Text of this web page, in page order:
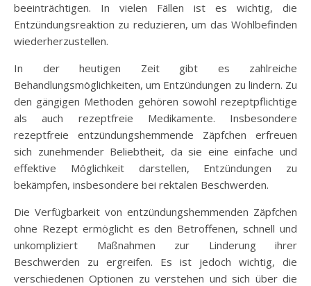
beeinträchtigen. In vielen Fällen ist es wichtig, die
Entzündungsreaktion zu reduzieren, um das Wohlbefinden
wiederherzustellen.
In der heutigen Zeit gibt es zahlreiche
Behandlungsmöglichkeiten, um Entzündungen zu lindern. Zu
den gängigen Methoden gehören sowohl rezeptpflichtige
als auch rezeptfreie Medikamente. Insbesondere
rezeptfreie entzündungshemmende Zäpfchen erfreuen
sich zunehmender Beliebtheit, da sie eine einfache und
effektive Möglichkeit darstellen, Entzündungen zu
bekämpfen, insbesondere bei rektalen Beschwerden.
Die Verfügbarkeit von entzündungshemmenden Zäpfchen
ohne Rezept ermöglicht es den Betroffenen, schnell und
unkompliziert Maßnahmen zur Linderung ihrer
Beschwerden zu ergreifen. Es ist jedoch wichtig, die
verschiedenen Optionen zu verstehen und sich über die